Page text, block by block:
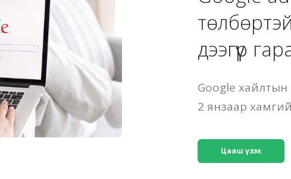
дээгүүр
Google хайлтын
2 янзаар
Цааш үзэх